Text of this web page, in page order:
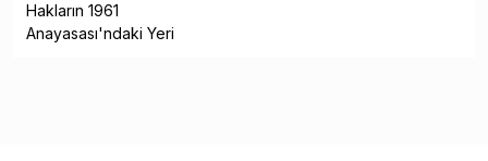
Hakların 1961
Anayasası'ndaki Yeri